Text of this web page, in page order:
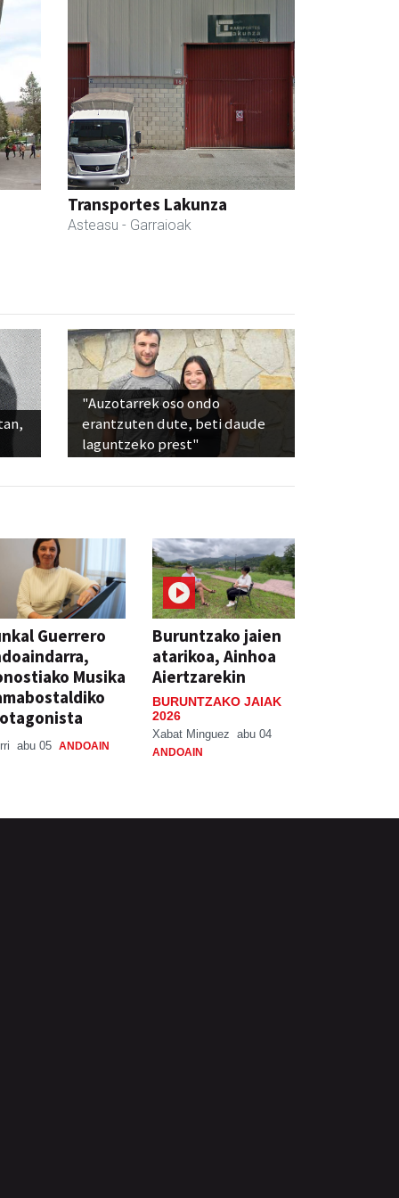
Transportes Lakunza
Asteasu - Garraioak
"Auzotarrek oso ondo
erantzuten dute, beti daude
laguntzeko prest"
Guerrero
Musika
abu 05 ANDOAIN
Buruntzako jaien
atarikoa, Ainhoa
Aiertzarekin
BURUNTZAKO JAIAK
2026
Xabat Minguez abu 04
ANDOAIN